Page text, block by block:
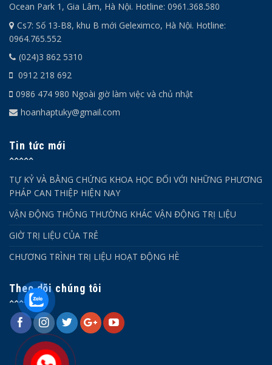
Ocean Park 1, Gia Lâm, Hà Nội. Hotline: 0961.368.580
Cs7: Số 13-B8, khu B mới Geleximco, Hà Nội. Hotline:
0964.765.552
(024)3 862 5310
0912 218 692
0986 474 980 Ngoài giờ làm việc và chủ nhật
hoanhaptuky@gmail.com
Tin tức mới
TỰ KỶ VÀ BẰNG CHỨNG KHOA HỌC ĐỐI VỚI NHỮNG PHƯƠNG
PHÁP CAN THIỆP HIỆN NAY
VẬN ĐỘNG THÔNG THƯỜNG KHÁC VẬN ĐỘNG TRỊ LIỆU
GIỜ TRỊ LIỆU CỦA TRẺ
CHƯƠNG TRÌNH TRỊ LIỆU HOẠT ĐỘNG HÈ
Theo dõi chúng tôi